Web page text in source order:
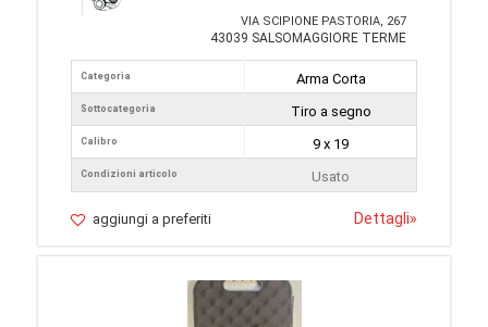
VIA SCIPIONE PASTORIA, 267
43039 SALSOMAGGIORE TERME
Categoria
Sottocategoria
Calibro
Condizioni articolo
Arma Corta
Tiro a segno
9 x 19
Usato
aggiungi a preferiti Dettagli»